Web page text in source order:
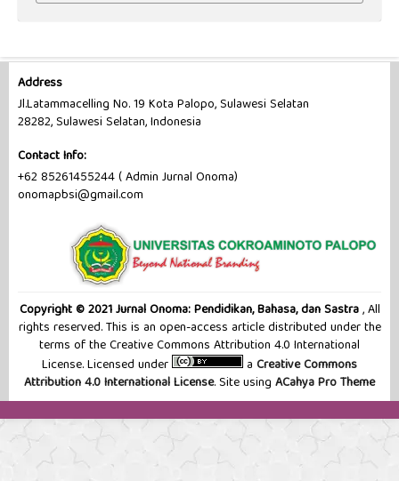
Address
Jl.Latammacelling No. 19 Kota Palopo, Sulawesi Selatan
28282, Sulawesi Selatan, Indonesia
Contact Info:
+62 85261455244 ( Admin Jurnal Onoma)
onomapbsi@gmail.com
Copyright © 2021 Jurnal Onoma: Pendidikan, Bahasa, dan Sastra, All
rights reserved. This is an open-access article distributed under the
terms of the Creative Commons Attribution 4.0 International
License. Licensed under
a Creative Commons
Attribution 4.0 International License. Site using ACahya Pro Theme